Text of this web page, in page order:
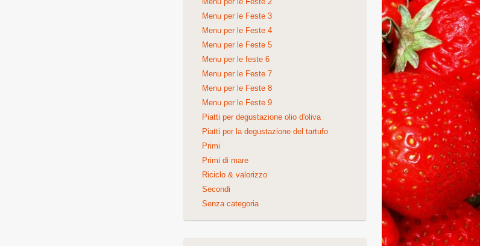
Menu per le Feste 3
Menu per le Feste 4
Menu per le Feste 5
Menu per le feste 6
Menu per le Feste 7
Menu per le Feste 8
Menu per le Feste 9
Piatti per degustazione olio d'oliva
Piatti per la degustazione del tartufo
Primi
Primi di mare
Riciclo & valorizzo
Secondi
Senza categoria